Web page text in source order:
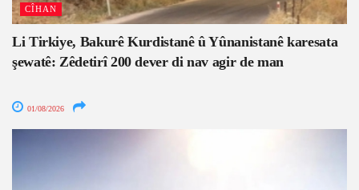
CÎHAN
Li Tirkiye, Bakurê Kurdistanê û Yûnanistanê karesata
şewatê: Zêdetirî 200 dever di nav agir de man
01/08/2026